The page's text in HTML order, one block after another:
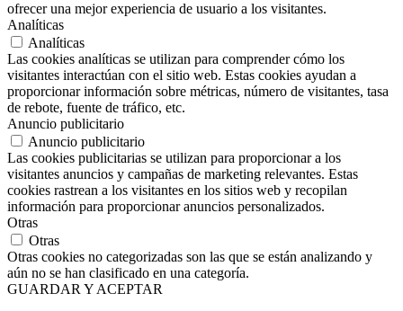
ofrecer una mejor experiencia de usuario a los visitantes.
Analíticas
Analíticas
Las cookies analíticas se utilizan para comprender cómo los
visitantes interactúan con el sitio web. Estas cookies ayudan a
proporcionar información sobre métricas, número de visitantes, tasa
de rebote, fuente de tráfico, etc.
Anuncio publicitario
Anuncio publicitario
Las cookies publicitarias se utilizan para proporcionar a los
visitantes anuncios y campañas de marketing relevantes. Estas
cookies rastrean a los visitantes en los sitios web y recopilan
información para proporcionar anuncios personalizados.
Otras
Otras
Otras cookies no categorizadas son las que se están analizando y
aún no se han clasificado en una categoría.
GUARDAR Y ACEPTAR